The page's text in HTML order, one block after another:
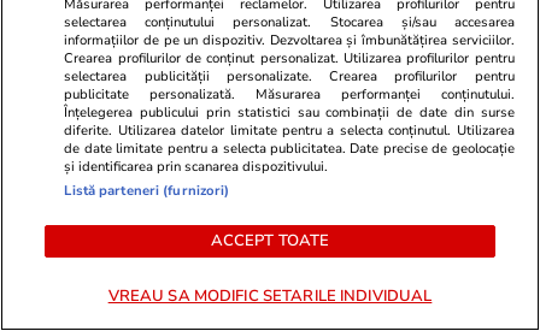
PARTENERI
Măsurarea performanței reclamelor. Utilizarea profilurilor pentru
selectarea conținutului personalizat. Stocarea și/sau accesarea
informațiilor de pe un dispozitiv. Dezvoltarea și îmbunătățirea serviciilor.
Crearea profilurilor de conținut personalizat. Utilizarea profilurilor pentru
selectarea publicității personalizate. Crearea profilurilor pentru
publicitate personalizată. Măsurarea performanței conținutului.
Înțelegerea publicului prin statistici sau combinații de date din surse
diferite. Utilizarea datelor limitate pentru a selecta conținutul. Utilizarea
de date limitate pentru a selecta publicitatea. Date precise de geolocație
și identificarea prin scanarea dispozitivului.
Listă parteneri (furnizori)
ACCEPT TOATE
VREAU SA MODIFIC SETARILE INDIVIDUAL